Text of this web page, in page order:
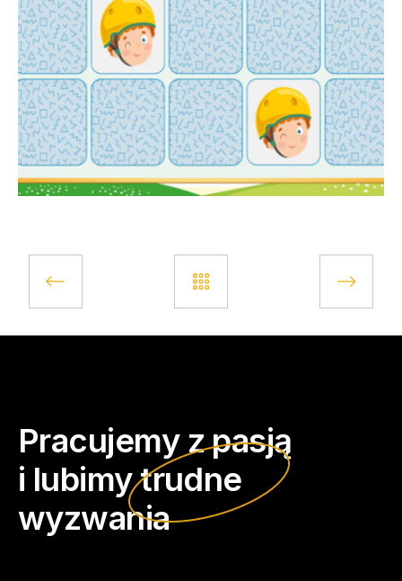
Pracujemy z pasją
i lubimytrudne
wyzwania